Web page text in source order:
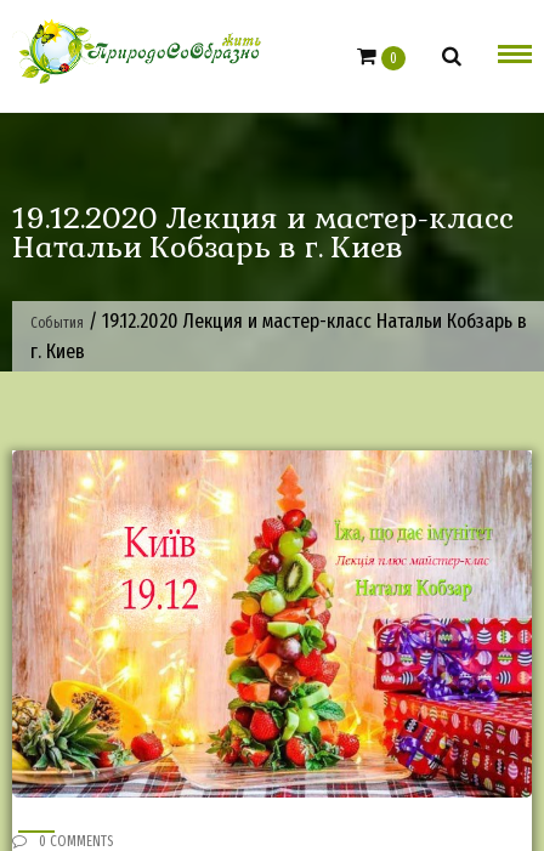
content
0
19.12.2020 Лекция и мастер-класс
Натальи Кобзарь в г. Киев
События / 19.12.2020 Лекция и мастер-класс Натальи Кобзарь в
г. Киев
0 COMMENTS